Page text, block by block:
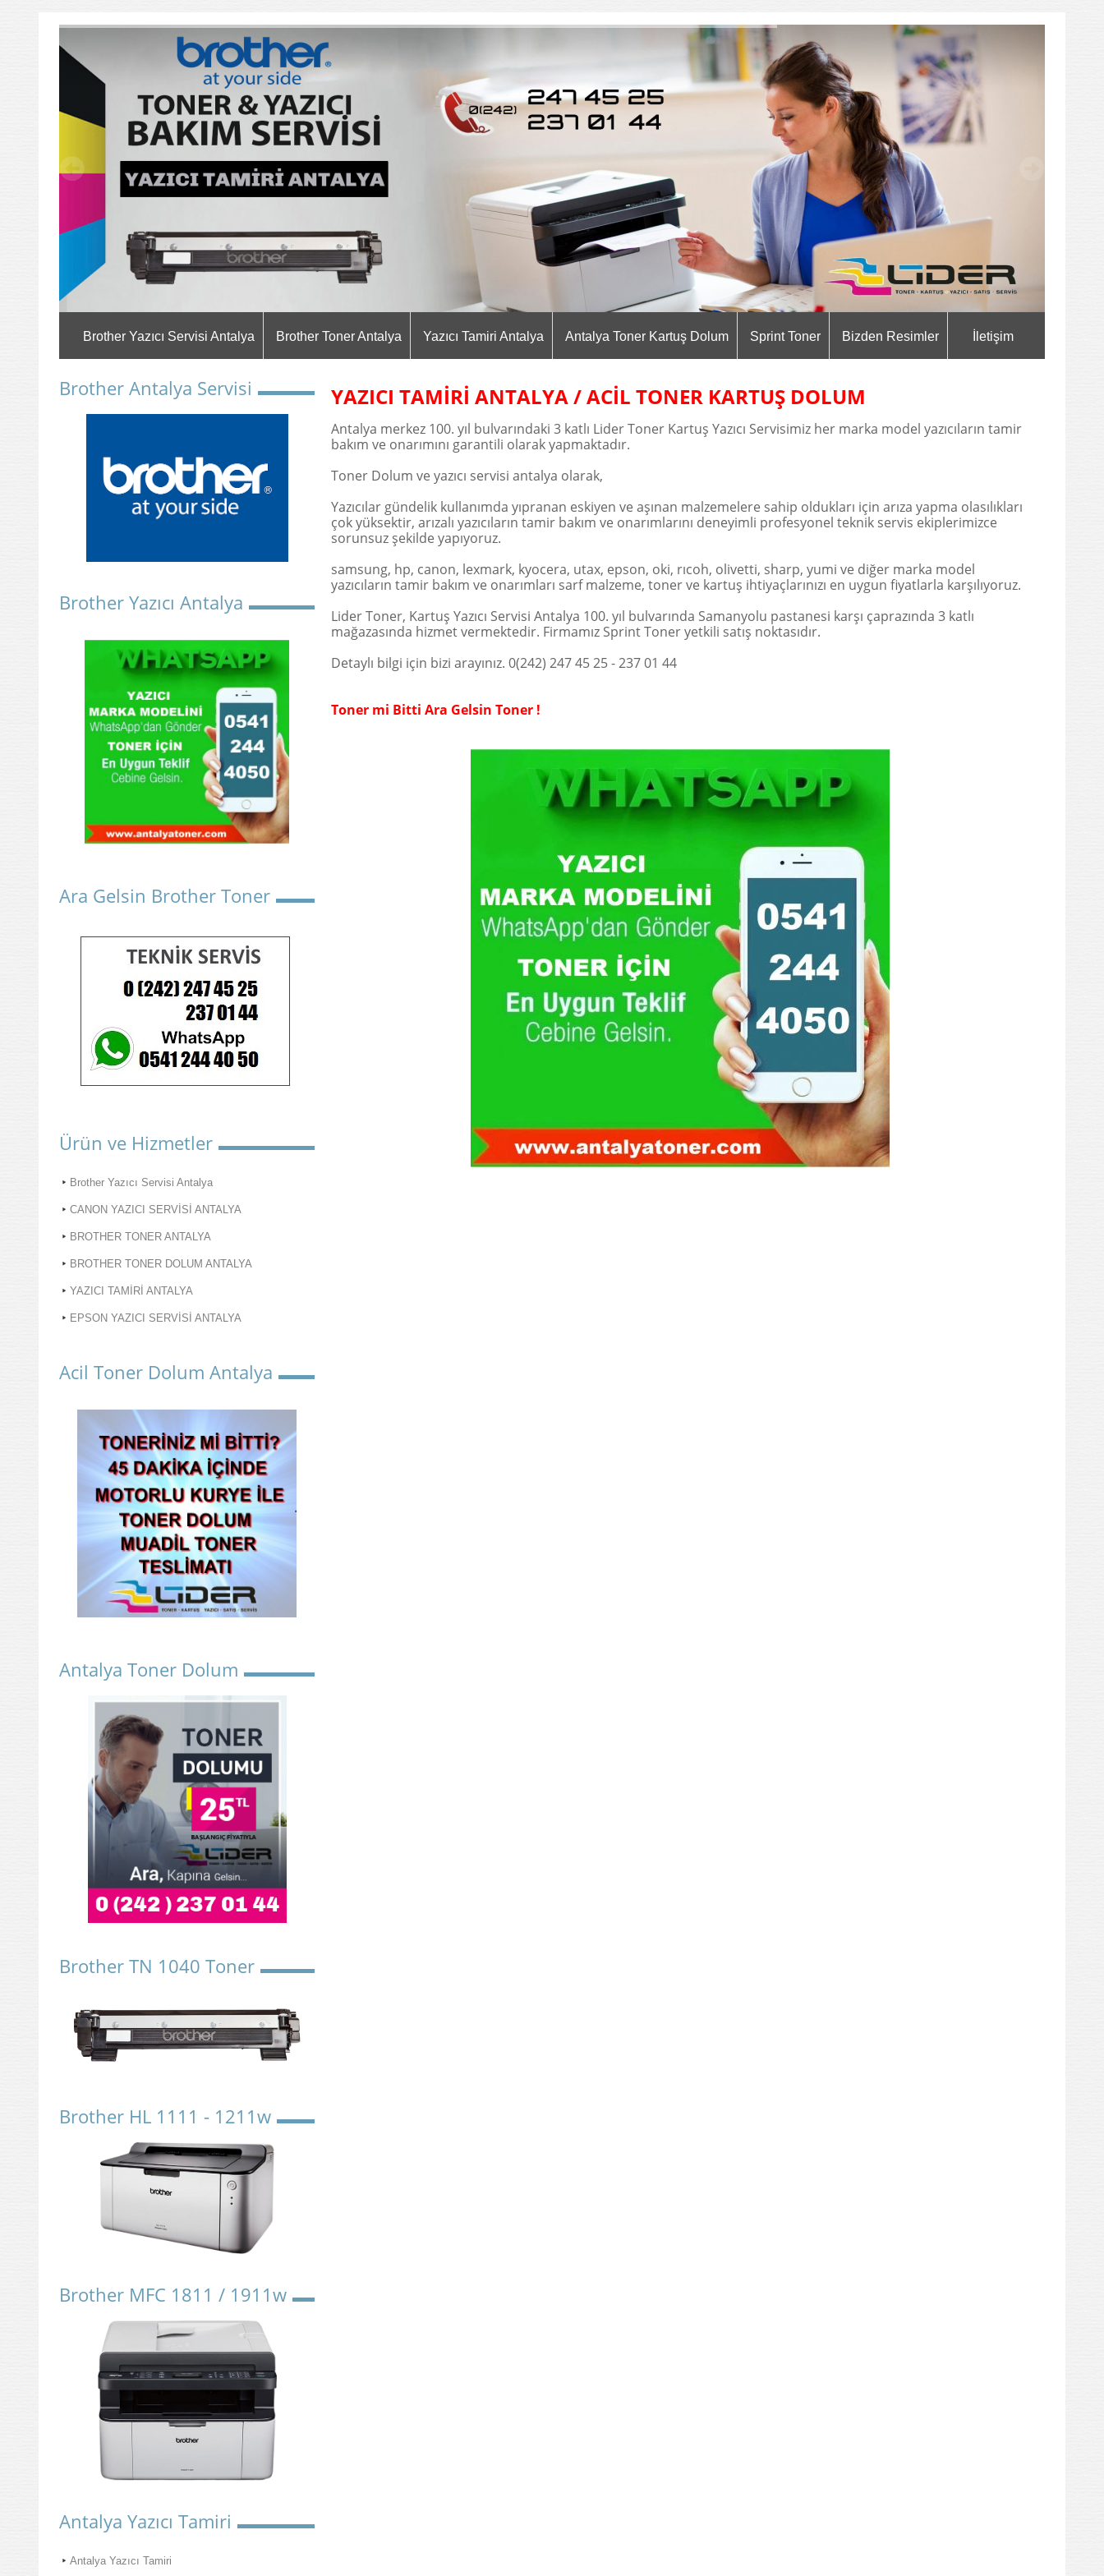
Brother Yazıcı Servisi Antalya Brother Toner Antalya Yazıcı Tamiri Antalya Antalya Toner Kartuş Dolum Sprint Toner Bizden Resimler İletişim
Brother Antalya Servisi
Brother Yazıcı Antalya
Ara Gelsin Brother Toner
Ürün ve Hizmetler
Brother Yazıcı Servisi Antalya
CANON YAZICI SERVİSİ ANTALYA
BROTHER TONER ANTALYA
BROTHER TONER DOLUM ANTALYA
YAZICI TAMİRİ ANTALYA
EPSON YAZICI SERVİSİ ANTALYA
Acil Toner Dolum Antalya
Antalya Toner Dolum
Brother TN 1040 Toner
Brother HL 1111 - 1211w
Brother MFC 1811 / 1911w
Antalya Yazıcı Tamiri
Antalya Yazıcı Tamiri
YAZICI TAMİRİ ANTALYA / ACİL TONER KARTUŞ DOLUM
Antalya merkez 100. yıl bulvarındaki 3 katlı Lider Toner Kartuş Yazıcı Servisimiz her marka model yazıcıların tamir
bakım ve onarımını garantili olarak yapmaktadır.
Toner Dolum ve yazıcı servisi antalya olarak,
Yazıcılar gündelik kullanımda yıpranan eskiyen ve aşınan malzemelere sahip oldukları için arıza yapma olasılıkları
çok yüksektir, arızalı yazıcıların tamir bakım ve onarımlarını deneyimli profesyonel teknik servis ekiplerimizce
sorunsuz şekilde yapıyoruz.
samsung, hp, canon, lexmark, kyocera, utax, epson, oki, rıcoh, olivetti, sharp, yumi ve diğer marka model
yazıcıların tamir bakım ve onarımları sarf malzeme, toner ve kartuş ihtiyaçlarınızı en uygun fiyatlarla karşılıyoruz.
Lider Toner, Kartuş Yazıcı Servisi Antalya 100. yıl bulvarında Samanyolu pastanesi karşı çaprazında 3 katlı
mağazasında hizmet vermektedir. Firmamız Sprint Toner yetkili satış noktasıdır.
Detaylı bilgi için bizi arayınız. 0(242) 247 45 25 - 237 01 44
Toner mi Bitti Ara Gelsin Toner !